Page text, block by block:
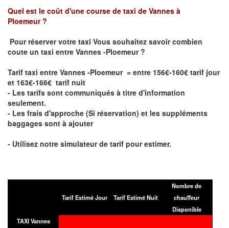
Quel est le coût d'une course de taxi de Vannes à
Ploemeur ?
Pour réserver votre taxi Vous souhaitez savoircombien
coute un taxi entre Vannes -Ploemeur?
Tarif taxi entre Vannes -Ploemeur = entre 156€-160€ tarif jour
et 163€-166€ tarif nuit
- Les tarifs sont communiqués à titre d'information
seulement.
- Les frais d'approche (Si réservation) et les suppléments
baggages sont à ajouter
- Utilisez notre simulateur de tarif pour estimer.
Tarif Estimé Jour Tarif Estimé Nuit
Nombre de
chauffeur
Disponible
TAXI Vannes